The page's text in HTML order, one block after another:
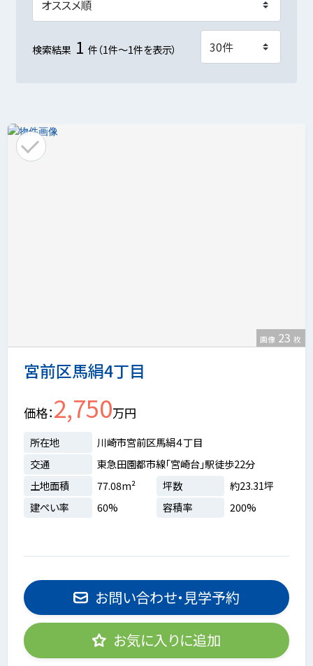
検索結果 1 件（1件～1件を表示）
宮前区馬絹4丁目
画像 23 枚
価格 2,750万円
所在地
川崎市宮前区馬絹４丁目
交通
東急田園都市線「宮崎台」駅徒歩22分
土地面積
77.08m² 坪数
約23.31坪
建ぺい率
60% 容積率 200%
お問い合わせ・見学予約
お気に入りに追加